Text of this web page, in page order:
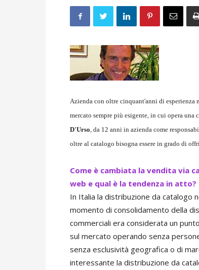
Azienda con oltre cinquant'anni di
mercato sempre più esigente, in cui opera una
D'Urso, da 12 anni in azienda come
oltre al catalogo bisogna essere in grado di
Come è cambiata la vendita via
web e qual è la tendenza in atto?
In Italia la distribuzione da catalogo
momento di consolidamento della
commerciali era considerata un
sul mercato operando senza
senza esclusività geografica o di
interessante la distribuzione da